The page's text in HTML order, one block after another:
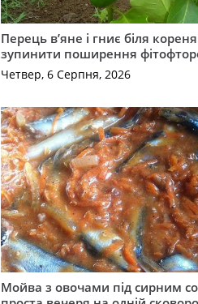
Перець в’яне і гниє біля
зупинити поширення
Четвер, 6 Серпня, 2026
Мойва з овочами під сирним